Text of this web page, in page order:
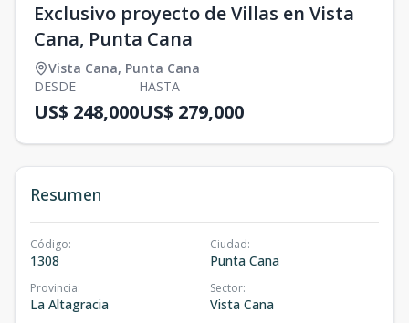
Exclusivo proyecto de Villas en Vista
Cana, Punta Cana
Vista Cana, Punta Cana
DESDE
US$ 248,000
HASTA
US$ 279,000
Resumen
Código:
1308
Ciudad:
Punta Cana
Provincia:
La Altagracia
Sector:
Vista Cana